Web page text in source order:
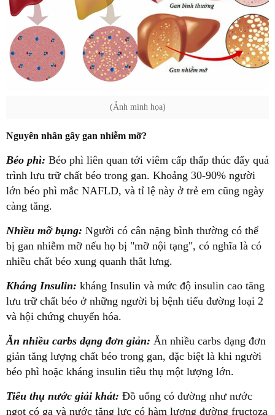
(Ảnh minh họa)
Nguyên nhân gây gan nhiễm mỡ?
Béo phì: Béo phì liên quan tới viêm cấp thấp thúc đẩy quá
trình lưu trữ chất béo trong gan. Khoảng 30-90% người
lớn béo phì mắc NAFLD, và tỉ lệ này ở trẻ em cũng ngày
càng tăng.
Nhiều mỡ bụng: Người có cân nặng bình thường có thể
bị gan nhiễm mỡ nếu họ bị "mỡ nội tạng", có nghĩa là có
nhiều chất béo xung quanh thắt lưng.
Kháng Insulin: kháng Insulin và mức độ insulin cao tăng
lưu trữ chất béo ở những người bị bệnh tiểu đường loại 2
và hội chứng chuyển hóa.
Ăn nhiều carbs dạng đơn giản: Ăn nhiều carbs dạng đơn
giản tăng lượng chất béo trong gan, đặc biệt là khi người
béo phì hoặc kháng insulin tiêu thụ một lượng lớn.
Tiêu thụ nước giải khát: Đồ uống có đường như nước
ngọt có ga và nước tăng lực có hàm lượng đường fructoza